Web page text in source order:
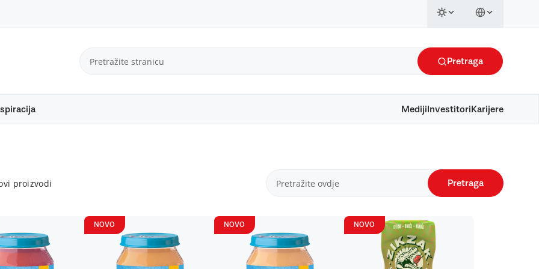
Pretraga
Mediji Investitori Karijere
proizvodi Pretraga
NOVO NOVO NOVO